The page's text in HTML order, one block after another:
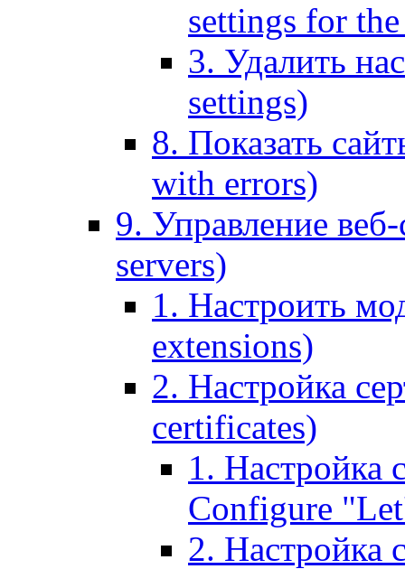
settings for
3. Удалить
settings)
8. Показать
with errors)
9. Управление
servers)
1. Настроить
extensions)
2. Настройка
certificates)
1. Настройка
Configure
2. Настройка